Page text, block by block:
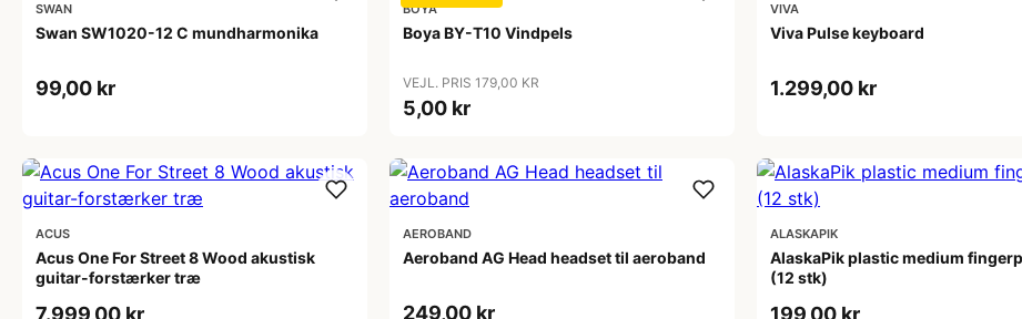
SWAN
Swan SW1020-12 C mundharmonika
99,00 kr
BOYA
Boya BY-T10 Vindpels
VEJL. PRIS 179,00 KR
5,00 kr
VIVA
Viva Pulse keyboard
1.299,00 kr
ACUS
Acus One For Street 8 Wood akustisk
guitar-forstærker træ
7.999,00 kr
AEROBAND
Aeroband AG Head headset til aeroband
249,00 kr
ALASKAPIK
AlaskaPik plastic medium
(12 stk)
199,00 kr